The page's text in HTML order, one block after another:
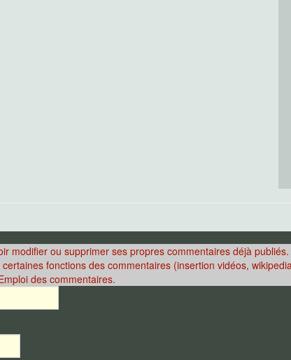
modifier ou supprimer ses propres commentaires déjà publiés.
fonctions des commentaires (insertion vidéos,
des commentaires.